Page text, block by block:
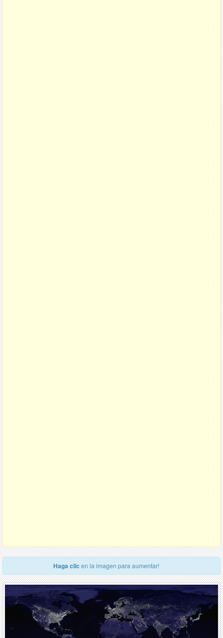
Haga clic en la imagen para aumentar!